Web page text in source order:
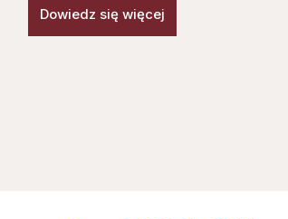
Dowiedz się więcej